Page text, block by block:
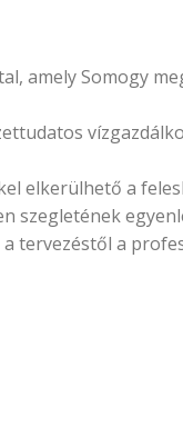
amely Somogy
elkerülhető a
szegletének
tervezéstől a